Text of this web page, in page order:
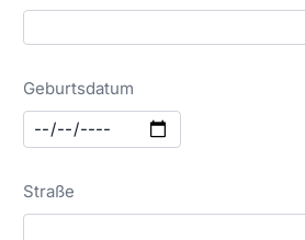
Geburtsdatum
Straße